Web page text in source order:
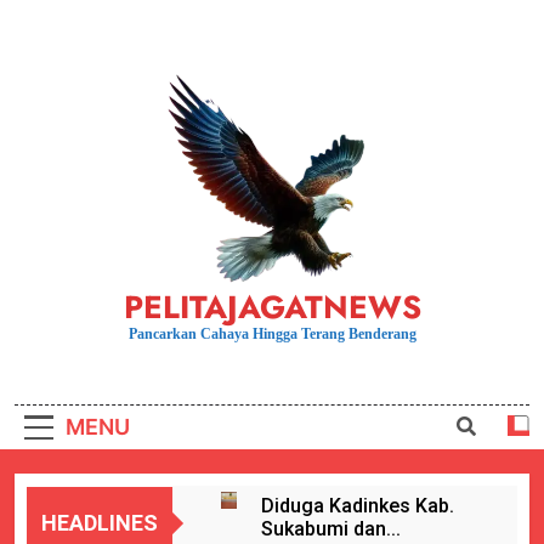
PELITAJAGATNEWS
Pancarkan Cahaya Hingga Terang Benderang
MENU
HEADLINES
Diduga Kadinkes Kab.
Sukabumi dan